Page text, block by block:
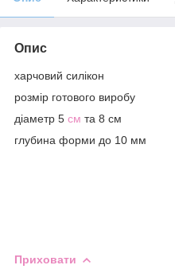
Опис
харчовий силікон
розмір готового виробу
діаметр 5 см та 8 см
глубина форми до 10 мм
Приховати